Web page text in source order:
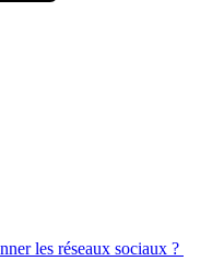
les réseaux sociaux ?